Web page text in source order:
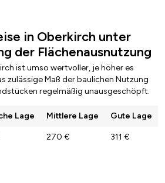
in Oberkirch unter
der Flächenausnutzung
ist umso wertvoller, je höher es
zulässige Maß der baulichen Nutzung
regelmäßig unausgeschöpft.
Lage Mittlere Lage Gute Lage
270 € 311 €